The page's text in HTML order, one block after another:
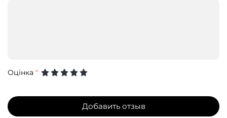
Оцінка *
Добавить отзыв